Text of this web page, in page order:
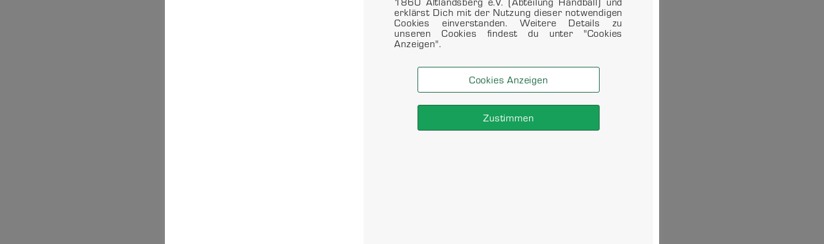
erklärst Dich mit der Nutzung dieser notwendigen
Cookies einverstanden. Weitere Details zu
unseren Cookies findest du unter "Cookies
Anzeigen".
Cookies Anzeigen
Zustimmen